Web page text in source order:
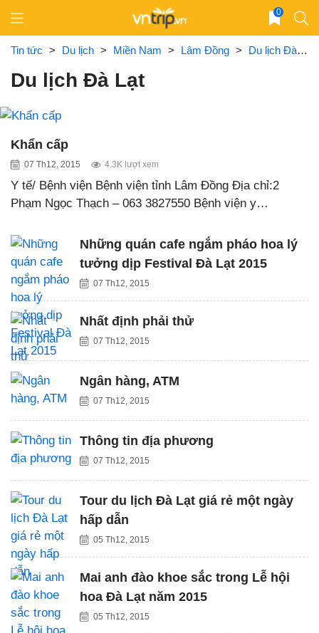
content
0
Tin tức > Du lịch > Miền Nam > Lâm Đồng > Du lịch Đà Lạt
Du lịch Đà Lạt
Khẩn cấp
07 Th12, 2015 4.3K lượt xem
Y tế/ Bệnh viện Bệnh viện tỉnh Lâm Đồng Địa chỉ:2
Phạm Ngọc Thạch – 063 3827550 Bệnh viện y…
Những quán cafe ngắm pháo hoa lý
tưởng dịp Festival Đà Lạt 2015
07 Th12, 2015
Nhất định phải thử
07 Th12, 2015
Ngân hàng, ATM
07 Th12, 2015
Thông tin địa phương
07 Th12, 2015
Tour du lịch Đà Lạt giá rẻ một ngày
hấp dẫn
05 Th12, 2015
Mai anh đào khoe sắc trong Lễ hội
hoa Đà Lạt năm 2015
05 Th12, 2015